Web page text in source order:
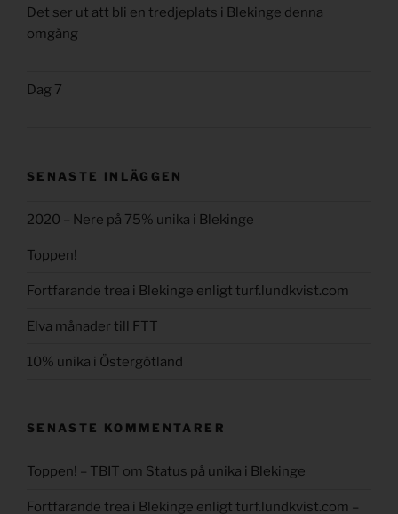
Det ser ut att bli en tredjeplats i Blekinge denna
omgång
Dag 7
SENASTE INLÄGGEN
2020 – Nere på 75% unika i Blekinge
Toppen!
Fortfarande trea i Blekinge enligt turf.lundkvist.com
Elva månader till FTT
10% unika i Östergötland
SENASTE KOMMENTARER
Toppen! – TBIT om Status på unika i Blekinge
Fortfarande trea i Blekinge enligt turf.lundkvist.com –